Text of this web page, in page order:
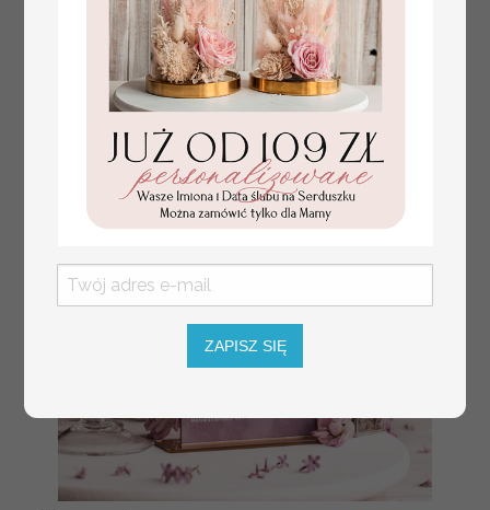
ZAPISZ SIĘ